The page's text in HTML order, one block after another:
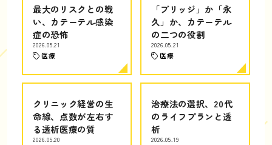
最大のリスクとの戦
い、カテーテル感染
症の恐怖
2026.05.21
医療
「ブリッジ」か「永
久」か、カテーテル
の二つの役割
2026.05.21
医療
クリニック経営の生
命線、点数が左右す
る透析医療の質
2026.05.20
治療法の選択、20代
のライフプランと透
析
2026.05.19